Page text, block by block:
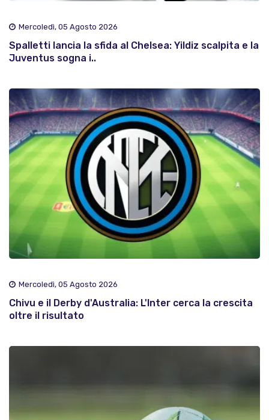
Mercoledì, 05 Agosto 2026
Spalletti lancia la sfida al Chelsea: Yildiz scalpita e la
Juventus sogna i..
Mercoledì, 05 Agosto 2026
Chivu e il Derby d'Australia: L'Inter cerca la crescita
oltre il risultato